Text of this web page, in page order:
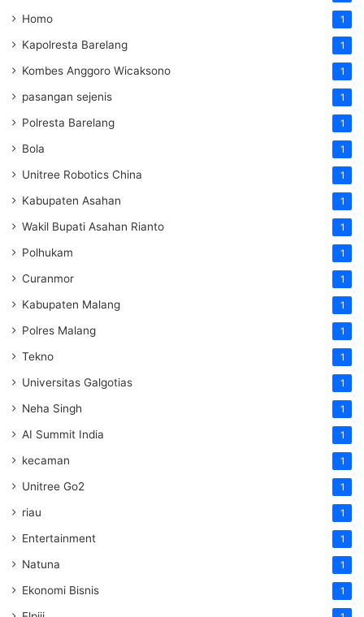
Homo 1
Kapolresta Barelang 1
Kombes Anggoro Wicaksono 1
pasangan sejenis 1
Polresta Barelang 1
Bola 1
Unitree Robotics China 1
Kabupaten Asahan 1
Wakil Bupati Asahan Rianto 1
Polhukam 1
Curanmor 1
Kabupaten Malang 1
Polres Malang 1
Tekno 1
Universitas Galgotias 1
Neha Singh 1
AI Summit India 1
kecaman 1
Unitree Go2 1
riau 1
Entertainment 1
Natuna 1
Ekonomi Bisnis 1